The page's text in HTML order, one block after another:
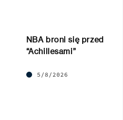
NBA broni się przed
“Achillesami”
5/8/2026